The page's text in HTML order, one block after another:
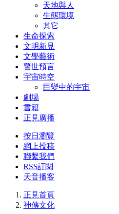
天地與人
生態環境
其它
生命探索
文明新見
文學藝術
警世預言
宇宙時空
巨變中的宇宙
劇場
書籍
正見廣播
按日瀏覽
網上投稿
聯繫我們
RSS訂閱
天音播客
正見首頁
神傳文化